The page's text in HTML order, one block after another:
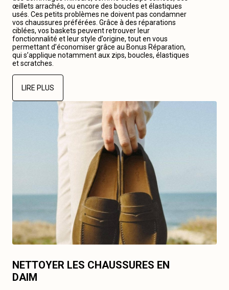
œillets arrachés, ou encore des boucles et élastiques
usés. Ces petits problèmes ne doivent pas condamner
vos chaussures préférées. Grâce à des réparations
ciblées, vos baskets peuvent retrouver leur
fonctionnalité et leur style d’origine, tout en vous
permettant d’économiser grâce au Bonus Réparation,
qui s’applique notamment aux zips, boucles, élastiques
et scratches.
LIRE PLUS
NETTOYER LES CHAUSSURES EN
DAIM